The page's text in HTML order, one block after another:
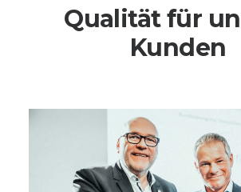
Qualität für
Kunden